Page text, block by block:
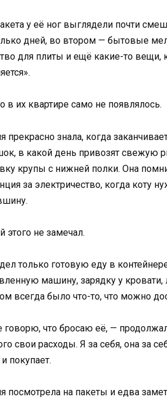
у её ног выглядели почти
дней, во втором — бытовые
для плиты и ещё какие-то
в их квартире само не появлялось.
прекрасно знала, когда
в какой день привозят свежую
крупы с нижней полки. Она
за электричество, когда коту
этого не замечал.
только готовую еду в
машину, зарядку у
всегда было что-то, что можно
говорю, что бросаю её, —
свои расходы. Я за себя, она за
и покупает.
посмотрела на пакеты и едва